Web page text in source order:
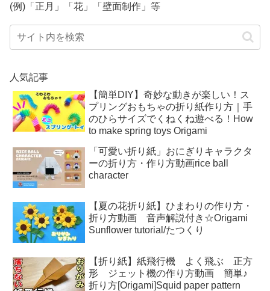
(例)「正月」「花」「壁面制作」等
人気記事
【簡単DIY】奇妙な動きが楽しい！ス
プリングおもちゃの折り紙作り方｜手
のひらサイズでくねくね遊べる！How
to make spring toys Origami
「可愛い折り紙」おにぎりキャラクタ
ーの折り方・作り方動画rice ball
character
【夏の花折り紙】ひまわりの作り方・
折り方動画 音声解説付き☆Origami
Sunflower tutorial/たつくり
【折り紙】紙飛行機 よく飛ぶ 正方
形 ジェット機の作り方動画 簡単♪
折り方[Origami]Squid paper pattern